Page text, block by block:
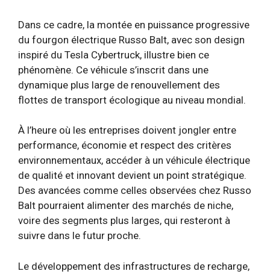
Dans ce cadre, la montée en puissance progressive
du fourgon électrique Russo Balt, avec son design
inspiré du Tesla Cybertruck, illustre bien ce
phénomène. Ce véhicule s’inscrit dans une
dynamique plus large de renouvellement des
flottes de transport écologique au niveau mondial.
À l’heure où les entreprises doivent jongler entre
performance, économie et respect des critères
environnementaux, accéder à un véhicule électrique
de qualité et innovant devient un point stratégique.
Des avancées comme celles observées chez Russo
Balt pourraient alimenter des marchés de niche,
voire des segments plus larges, qui resteront à
suivre dans le futur proche.
Le développement des infrastructures de recharge,